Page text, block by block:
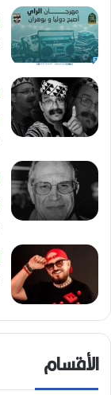
الأقسام